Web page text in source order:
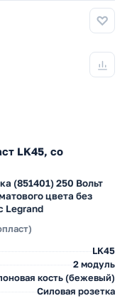
LK45, со
(851401) 250 Вольт
цвета без
Legrand
LK45
2 модуль
кость (бежевый)
Силовая розетка